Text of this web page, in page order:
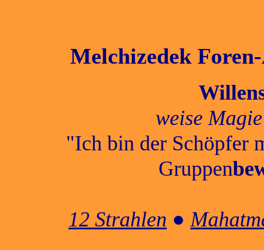
Melchizedek
weise
"Ich bin der Schöpfer
Gruppen
12 Strahlen ●